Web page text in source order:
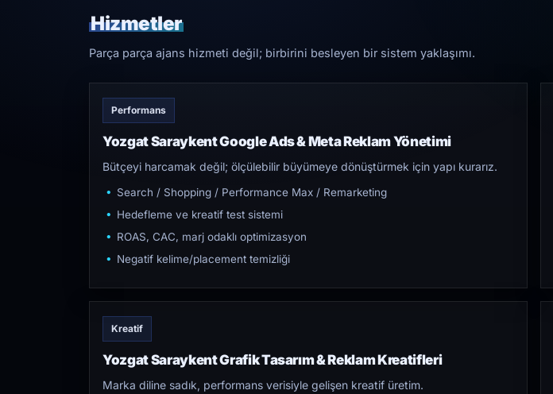
Hizmetler
Parça parça ajans hizmeti değil; birbirini besleyen bir sistem yaklaşımı.
Performans
Yozgat Saraykent Google Ads & Meta Reklam Yönetimi
Bütçeyi harcamak değil; ölçülebilir büyümeye dönüştürmek için yapı kurarız.
Search / Shopping / Performance Max / Remarketing
Hedefleme ve kreatif test sistemi
ROAS, CAC, marj odaklı optimizasyon
Negatif kelime/placement temizliği
Kreatif
Yozgat Saraykent Grafik Tasarım & Reklam Kreatifleri
Marka diline sadık, performans verisiyle gelişen kreatif üretim.